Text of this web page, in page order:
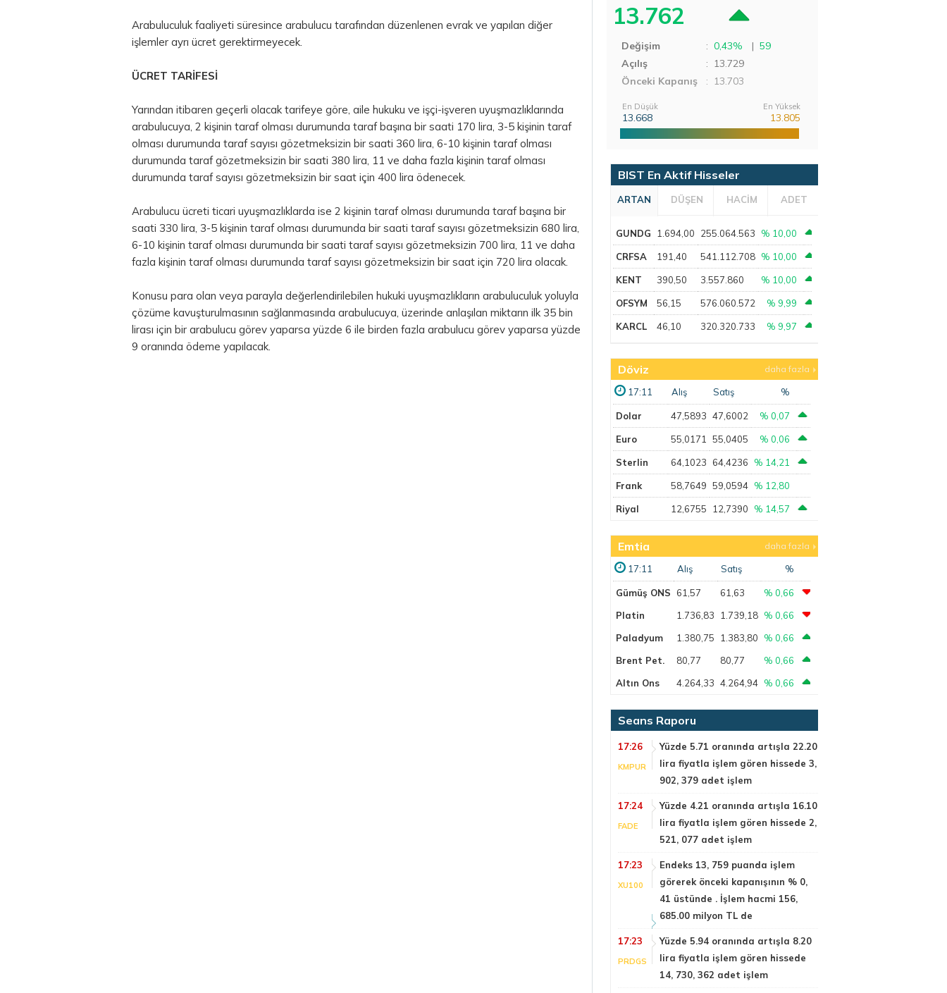
Arabuluculuk faaliyeti süresince arabulucu tarafından düzenlenen evrak ve yapılan diğer
işlemler ayrı ücret gerektirmeyecek.
ÜCRET TARİFESİ
Yarından itibaren geçerli olacak tarifeye göre, aile hukuku ve işçi-işveren uyuşmazlıklarında
arabulucuya, 2 kişinin taraf olması durumunda taraf başına bir saati 170 lira, 3-5 kişinin taraf
olması durumunda taraf sayısı gözetmeksizin bir saati 360 lira, 6-10 kişinin taraf olması
durumunda taraf gözetmeksizin bir saati 380 lira, 11 ve daha fazla kişinin taraf olması
durumunda taraf sayısı gözetmeksizin bir saat için 400 lira ödenecek.
Arabulucu ücreti ticari uyuşmazlıklarda ise 2 kişinin taraf olması durumunda taraf başına bir
saati 330 lira, 3-5 kişinin taraf olması durumunda bir saati taraf sayısı gözetmeksizin 680 lira,
6-10 kişinin taraf olması durumunda bir saati taraf sayısı gözetmeksizin 700 lira, 11 ve daha
fazla kişinin taraf olması durumunda taraf sayısı gözetmeksizin bir saat için 720 lira olacak.
Konusu para olan veya parayla değerlendirilebilen hukuki uyuşmazlıkların arabuluculuk yoluyla
çözüme kavuşturulmasının sağlanmasında arabulucuya, üzerinde anlaşılan miktarın ilk 35 bin
lirası için bir arabulucu görev yaparsa yüzde 6 ile birden fazla arabulucu görev yaparsa yüzde
9 oranında ödeme yapılacak.
13.762
Değişim : 0,43% | 59
Açılış
: 13.729
Önceki Kapanış
: 13.703
En Düşük
13.668
En Yüksek
13.805
BIST En Aktif Hisseler
ARTAN DÜŞEN HACİM ADET
GUNDG 1.694,00 255.064.563 % 10,00
CRFSA 191,40 541.112.708 % 10,00
KENT 390,50 3.557.860 % 10,00
OFSYM 56,15 576.060.572 % 9,99
KARCL 46,10 320.320.733 % 9,97
Döviz daha fazla
17:11 Alış Satış %
Dolar 47,5893 47,6002 % 0,07
Euro 55,0171 55,0405 % 0,06
Sterlin 64,1023 64,4236 % 14,21
Frank 58,7649 59,0594 % 12,80
Riyal 12,6755 12,7390 % 14,57
Emtia daha fazla
17:11 Alış Satış %
Gümüş ONS 61,57 61,63
% 0,66
Platin
1.736,83 1.739,18 % 0,66
Paladyum
1.380,75 1.383,80
% 0,66
Brent Pet.
80,77 80,77
% 0,66
Altın Ons
4.264,33 4.264,94 % 0,66
Seans Raporu
17:26
KMPUR
Yüzde 5.71 oranında artışla 22.20
lira fiyatla işlem gören hissede 3,
902, 379 adet işlem
17:24
FADE
Yüzde 4.21 oranında artışla 16.10
lira fiyatla işlem gören hissede 2,
521, 077 adet işlem
17:23
XU100
Endeks 13, 759 puanda işlem
görerek önceki kapanışının % 0,
41 üstünde . İşlem hacmi 156,
685.00 milyon TL de
17:23
PRDGS
Yüzde 5.94 oranında artışla 8.20
lira fiyatla işlem gören hissede
14, 730, 362 adet işlem